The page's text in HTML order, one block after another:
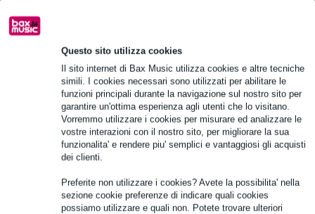
Questo sito utilizza cookies
Il sito internet di Bax Music utilizza cookies e altre tecniche
simili. I cookies necessari sono utilizzati per abilitare le
funzioni principali durante la navigazione sul nostro sito per
garantire un'ottima esperienza agli utenti che lo visitano.
Vorremmo utilizzare i cookies per misurare ed analizzare le
vostre interazioni con il nostro sito, per migliorare la sua
funzionalita' e rendere piu' semplici e vantaggiosi gli acquisti
dei clienti.
Preferite non utilizzare i cookies? Avete la possibilita' nella
sezione cookie preferenze di indicare quali cookies
possiamo utilizzare e quali non. Potete trovare ulteriori
modello di woofer: 908G
dimensioni del woofer: 8 pollici
magnete del woofer: ferrite
Specifiche complete
Vedi anche (2)